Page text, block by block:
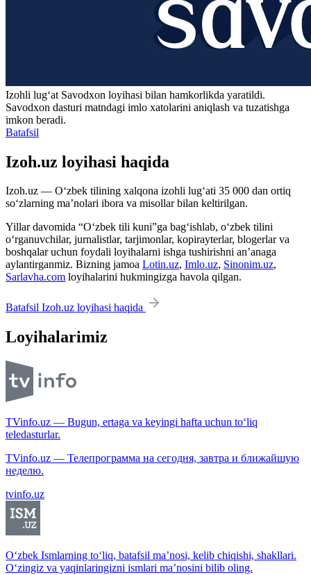
Izohli lugʻat Savodxon loyihasi bilan hamkorlikda yaratildi.
Savodxon dasturi matndagi imlo xatolarini aniqlash va tuzatishga
imkon beradi.
Batafsil
Izoh.uz loyihasi haqida
Izoh.uz — O‘zbek tilining xalqona izohli lug‘ati 35 000 dan ortiq
so‘zlarning ma’nolari ibora va misollar bilan keltirilgan.
Yillar davomida “O‘zbek tili kuni”ga bag‘ishlab, o‘zbek tilini
o‘rganuvchilar, jurnalistlar, tarjimonlar, kopirayterlar, blogerlar va
boshqalar uchun foydali loyihalarni ishga tushirishni an’anaga
aylantirganmiz. Bizning jamoa Lotin.uz, Imlo.uz, Sinonim.uz,
Sarlavha.com loyihalarini hukmingizga havola qilgan.
Batafsil Izoh.uz loyihasi haqida
Loyihalarimiz
TVinfo.uz — Bugun, ertaga va keyingi hafta uchun to‘liq
teledasturlar.
TVinfo.uz — Телепрограмма на сегодня, завтра и ближайшую
неделю.
tvinfo.uz
O‘zbek Ismlarning to‘liq, batafsil ma’nosi, kelib chiqishi, shakllari.
O‘zingiz va yaqinlaringizni ismlari ma’nosini bilib oling.